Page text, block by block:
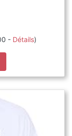
- Détails)